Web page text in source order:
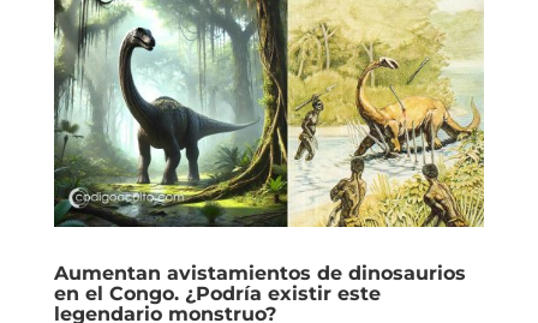
Aumentan avistamientos de dinosaurios
en el Congo. ¿Podría existir este
legendario monstruo?